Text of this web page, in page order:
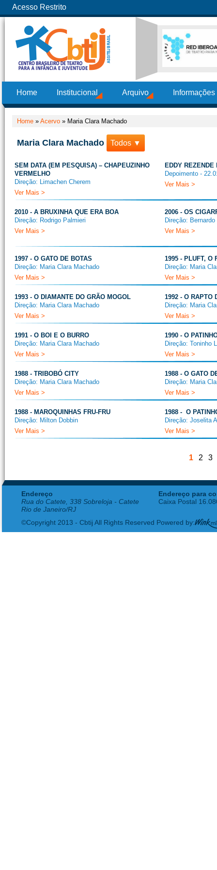
Acesso Restrito
Home Institucional Arquivo
Home » Acervo » Maria Clara Machado
Maria Clara Machado Todos ▼
SEM DATA (EM PESQUISA) – CHAPEUZINHO
VERMELHO
Direção: Limachen Cherem
Ver Mais >
EDDY REZENDE
Depoimento -
Ver Mais >
2010 - A BRUXINHA QUE ERA BOA
Direção: Rodrigo Palmieri
Ver Mais >
2006 - OS
Direção:
Ver Mais >
1997 - O GATO DE BOTAS
Direção: Maria Clara Machado
Ver Mais >
1995 - PLUFT, O
Direção: Maria
Ver Mais >
1993 - O DIAMANTE DO GRÃO MOGOL
Direção: Maria Clara Machado
Ver Mais >
1992 - O RAPTO
Direção: Maria
Ver Mais >
1991 - O BOI E O BURRO
Direção: Maria Clara Machado
Ver Mais >
1990 - O
Direção: Toninho
Ver Mais >
1988 - TRIBOBÓ CITY
Direção: Maria Clara Machado
Ver Mais >
1988 - O GATO
Direção: Maria
Ver Mais >
1988 - MAROQUINHAS FRU-FRU
Direção: Milton Dobbin
Ver Mais >
1988 - O
Direção: Joselita
Ver Mais >
1 2 3
Endereço
Rua do Catete, 338 Sobreloja - Catete
Rio de Janeiro/RJ
Endereço para
Caixa Postal
©Copyright 2013 - Cbtij All Rights Reserved Powered by: